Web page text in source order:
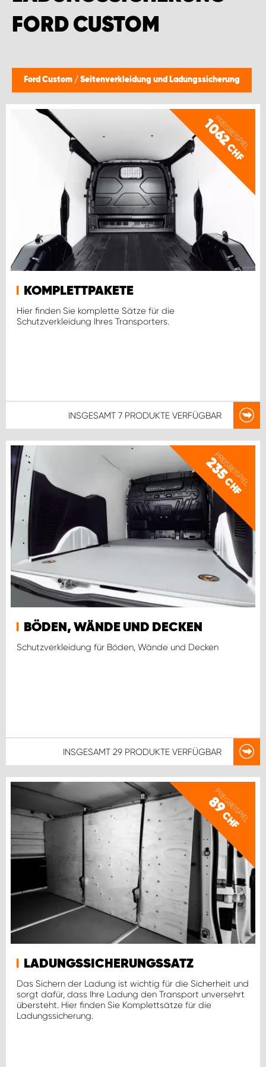
FORD CUSTOM
Ford Custom / Seitenverkleidung und Ladungssicherung
PREISBEISPIEL
1062
CHF
KOMPLETTPAKETE
Hier finden Sie komplette Sätze für die
Schutzverkleidung Ihres Transporters.
INSGESAMT 7 PRODUKTE VERFÜGBAR
PREISBEISPIEL
235
CHF
BÖDEN, WÄNDE UND DECKEN
Schutzverkleidung für Böden, Wände und Decken
INSGESAMT 29 PRODUKTE VERFÜGBAR
PREISBEISPIEL
89
CHF
LADUNGSSICHERUNGSSATZ
Das Sichern der Ladung ist wichtig für die Sicherheit und
sorgt dafür, dass Ihre Ladung den Transport unversehrt
übersteht. Hier finden Sie Komplettsätze für die
Ladungssicherung.